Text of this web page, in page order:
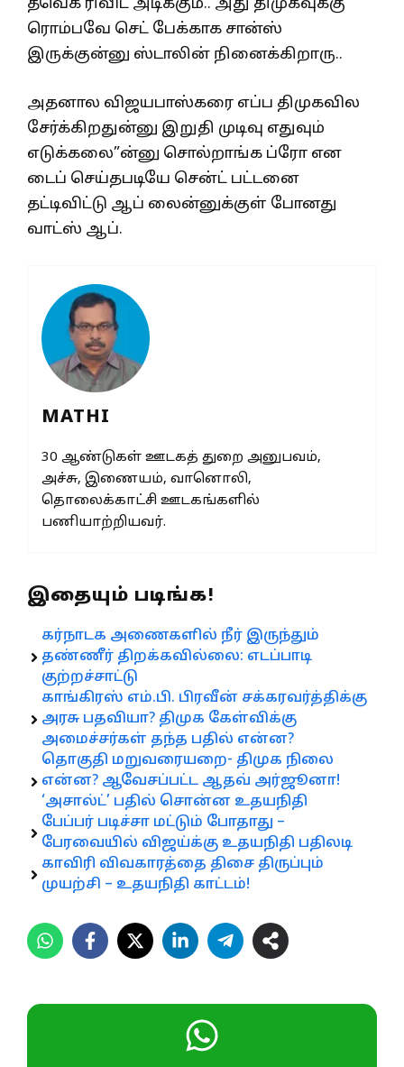
தவெக ரிவிட் அடிக்கும்.. அது திமுகவுக்கு
ரொம்பவே செட் பேக்காக சான்ஸ்
இருக்குன்னு ஸ்டாலின் நினைக்கிறாரு..
அதனால விஜயபாஸ்கரை எப்ப திமுகவில
சேர்க்கிறதுன்னு இறுதி முடிவு எதுவும்
எடுக்கலை”ன்னு சொல்றாங்க ப்ரோ என
டைப் செய்தபடியே சென்ட் பட்டனை
தட்டிவிட்டு ஆப் லைன்னுக்குள் போனது
வாட்ஸ் ஆப்.
MATHI
30 ஆண்டுகள் ஊடகத் துறை அனுபவம்,
அச்சு, இணையம், வானொலி,
தொலைக்காட்சி ஊடகங்களில்
பணியாற்றியவர்.
இதையும் படிங்க!
கர்நாடக அணைகளில் நீர் இருந்தும்
தண்ணீர் திறக்கவில்லை: எடப்பாடி
குற்றச்சாட்டு
காங்கிரஸ் எம்.பி. பிரவீன் சக்கரவர்த்திக்கு
அரசு பதவியா? திமுக கேள்விக்கு
அமைச்சர்கள் தந்த பதில் என்ன?
தொகுதி மறுவரையறை- திமுக நிலை
என்ன? ஆவேசப்பட்ட ஆதவ் அர்ஜூனா!
‘அசால்ட்’ பதில் சொன்ன உதயநிதி
பேப்பர் படிச்சா மட்டும் போதாது –
பேரவையில் விஜய்க்கு உதயநிதி பதிலடி
காவிரி விவகாரத்தை திசை திருப்பும்
முயற்சி – உதயநிதி காட்டம்!